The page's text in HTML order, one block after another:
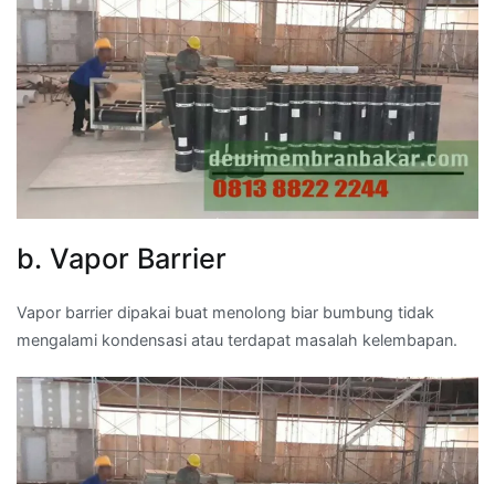
b. Vapor Barrier
Vapor barrier dipakai buat menolong biar bumbung tidak
mengalami kondensasi atau terdapat masalah kelembapan.